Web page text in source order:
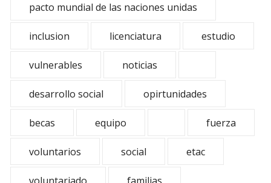
pacto mundial de las naciones unidas
inclusion licenciatura estudio
vulnerables noticias
desarrollo social opirtunidades
becas equipo fuerza
voluntarios social etac